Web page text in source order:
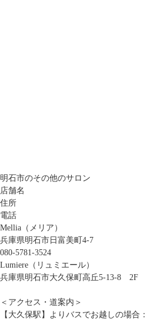
明石市のその他のサロン
店舗名
住所
電話
Mellia（メリア）
兵庫県明石市日富美町4-7
080-5781-3524
Lumiere（リュミエール）
兵庫県明石市大久保町高丘5-13-8 2F
＜アクセス・道案内＞
【大久保駅】よりバスでお越しの場合：